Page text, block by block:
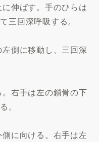
伸ばす。手のひらは
三回深呼吸する。
側に移動し、三回深
右手は左の鎖骨の下
。
に向ける。右手は左